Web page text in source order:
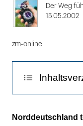
2
Der Weg
15.05.2002
zm-online
Am Puls der
Norddeutschland